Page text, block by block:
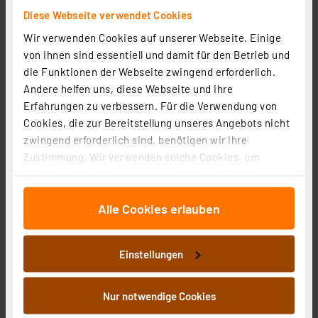
Diese Webseite verwendet Cookies
Wir verwenden Cookies auf unserer Webseite. Einige
von ihnen sind essentiell und damit für den Betrieb und
die Funktionen der Webseite zwingend erforderlich.
Andere helfen uns, diese Webseite und ihre
Erfahrungen zu verbessern. Für die Verwendung von
Cookies, die zur Bereitstellung unseres Angebots nicht
zwingend erforderlich sind, benötigen wir Ihre
Zustimmung. Wir verwenden solche Cookies, um
für soziale Medien anbieten zu können und die Zugriffe
auf unsere Website zu analysieren. Außerdem geben
wir Informationen zu Ihrer Verwendung unserer Website
an unsere Partner für soziale Medien, Werbung und
Analysen weiter. Unsere Partner führen diese
Informationen möglicherweise mit weiteren Daten
zusammen, die Sie ihnen bereitgestellt haben oder die
sie im Rahmen Ihrer Nutzung der Dienste gesammelt
Alle Cookies erlauben
Einstellungen
Nur notwendige Cookies
Produktdatenblatt
24.16 CHF
Statt 30.93 CHF **
inkl. MwSt.
Informationen zu Versandkosten